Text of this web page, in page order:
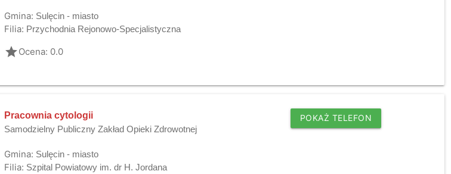
Gmina: Sulęcin - miasto
Filia: Przychodnia Rejonowo-Specjalistyczna
gradeOcena: 0.0
Pracownia cytologii
Samodzielny Publiczny Zakład Opieki Zdrowotnej
POKAŻ TELEFON
Gmina: Sulęcin - miasto
Filia: Szpital Powiatowy im. dr H. Jordana